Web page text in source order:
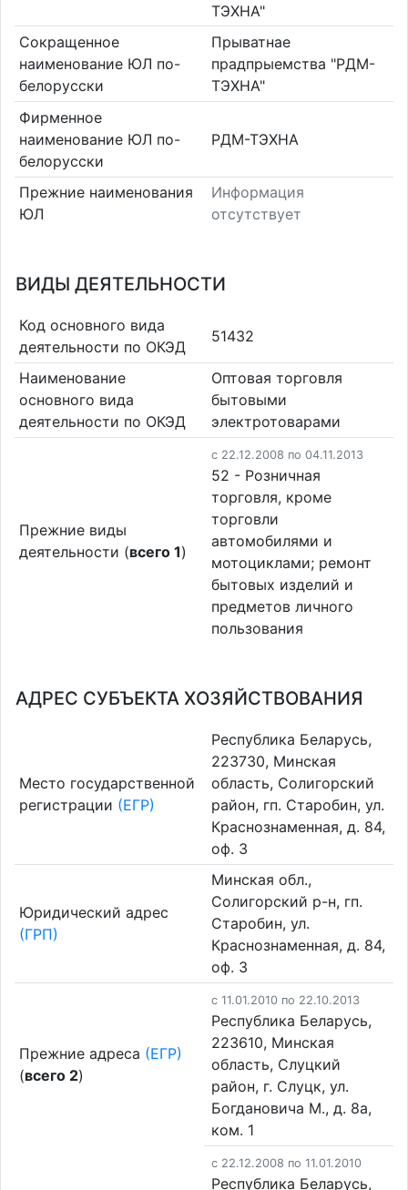
ТЭХНА"
Сокращенное
наименование ЮЛ по-
белорусски
Прыватнае
прадпрыемства "РДМ-
ТЭХНА"
Фирменное
наименование ЮЛ по-
белорусски
РДМ-ТЭХНА
Прежние наименования
ЮЛ
Информация
отсутствует
ВИДЫ ДЕЯТЕЛЬНОСТИ
Код основного вида
деятельности по ОКЭД
51432
Наименование
основного вида
деятельности по ОКЭД
Оптовая торговля
бытовыми
электротоварами
Прежние виды
деятельности (всего 1)
c 22.12.2008 по 04.11.2013
52 - Розничная
торговля, кроме
торговли
автомобилями и
мотоциклами; ремонт
бытовых изделий и
предметов личного
пользования
АДРЕС СУБЪЕКТА ХОЗЯЙСТВОВАНИЯ
Место государственной
регистрации (ЕГР)
Республика Беларусь,
223730, Минская
область, Солигорский
район, гп. Старобин, ул.
Краснознаменная, д. 84,
оф. 3
Юридический адрес
(ГРП)
Минская обл.,
Солигорский р-н, гп.
Старобин, ул.
Краснознаменная, д. 84,
оф. 3
Прежние адреса (ЕГР)
(всего 2)
c 11.01.2010 по 22.10.2013
Республика Беларусь,
223610, Минская
область, Слуцкий
район, г. Слуцк, ул.
Богдановича М., д. 8а,
ком. 1
c 22.12.2008 по 11.01.2010
Республика Беларусь,